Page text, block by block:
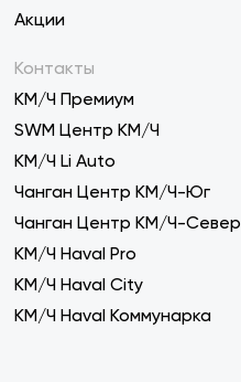
Акции
Контакты
КМ/Ч Премиум
SWM Центр КМ/Ч
KM/Ч Li Auto
Чанган Центр КМ/Ч-Юг
Чанган Центр КМ/Ч-Север
КМ/Ч Haval Pro
КМ/Ч Haval City
КМ/Ч Haval Коммунарка